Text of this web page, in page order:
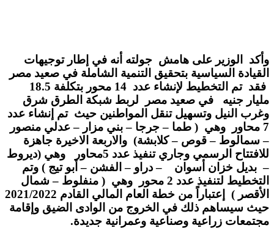
وأكد الوزير على هامش جولته أنه في إطار توجيهات
القيادة السياسية بتحقيق التنمية الشاملة في صعيد مصر
فقد تم التخطيط لإنشاء عدد 14 محور بتكلفة 18.5
مليار جنيه في صعيد مصر لربط شبكة الطرق شرق
وغرب النيل وتسهيل تنقل المواطنين حيث تم إنشاء عدد
7 محاور وهي ( طما – جرجا – بني مزار – عدلي منصور
– سمالوط – قوص – كلابشة) والاربعة الاخيرة جاهزة
للافتتاح الرسمي وجاري تنفيذ عدد 5محاور وهي (ديروط
– بديل خزان أسوان – دراو – الفشن – أبو تيج ) وتم
التخطيط لتنفيذ عدد 2 محور وهي ( منفلوط – شمال
الأقصر ) إعتباراً من خطة العام المالي القادم 2021/2022
حيث سيساهم ذلك في الخروج من الوادى الضيق وإقامة
مجتمعات زراعية وصناعية وعمرانية جديدة.